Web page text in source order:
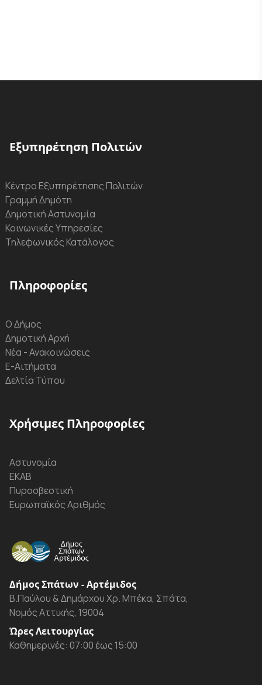
Εξυπηρέτηση Πολιτών
Κέντρο Εξυπηρέτησης Πολιτών
Γραμμή Δημότη
Δημοτική Αστυνομία
Κοινωνικές Υπηρεσίες
Τηλεφωνικός Κατάλογος
Πληροφορίες
Ο Δήμος
Δημοτική Αρχή
Νέα - Ανακοινώσεις
Ε-Αιτήματα
Δελτία Τύπου
Χρήσιμες Πληροφορίες
Αστυνομία
ΕΚΑΒ
Πυροσβεστική
Ευρωπαϊκός Αριθμός
Δήμος Σπάτων - Αρτέμιδος
Β.Παύλου & Δημάρχου Χρ. Μπέκα, Σπάτα,
Νομός Αττικής, 19004
Ώρες Λειτουργίας
Καθημερινές: 07:00 έως 15:00